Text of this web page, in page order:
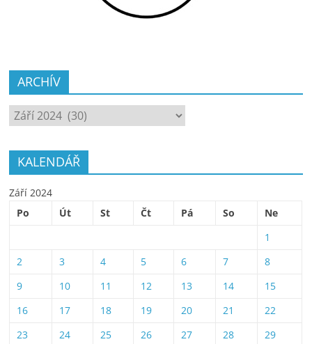
ARCHÍV
ARCHÍV
KALENDÁŘ
Září 2024
Po
Út St Čt Pá So
Ne
1
2
3 4 5 6 7
8
9
10 11 12 13 14
15
16
17 18 19 20 21
22
23
24 25 26 27 28 29